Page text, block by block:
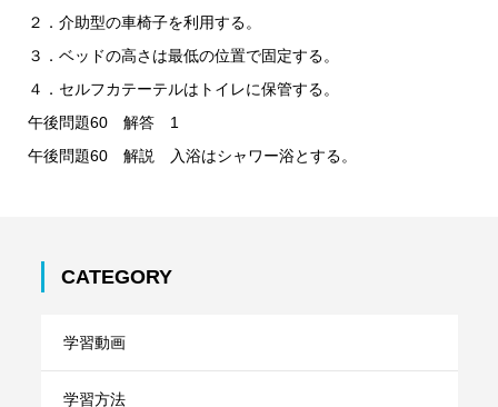
２．介助型の車椅子を利用する。
３．ベッドの高さは最低の位置で固定する。
４．セルフカテーテルはトイレに保管する。
午後問題60 解答 1
午後問題60 解説 入浴はシャワー浴とする。
CATEGORY
学習動画
学習方法